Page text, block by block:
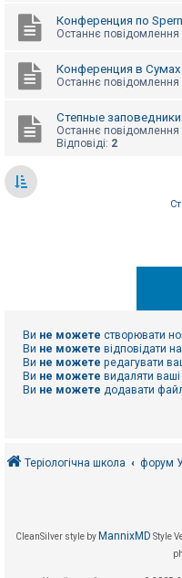
Конференция по
Останнє повідомлення
Конференция в Сумах
Останнє повідомлення
Степные
Останнє повідомлення
Відповіді: 2
Ви не можете створювати
Ви не можете відповідати
Ви не можете редагувати
Ви не можете видаляти
Ви не можете додавати
Теріологічна школа форум
CleanSilver style by MannixMD Style